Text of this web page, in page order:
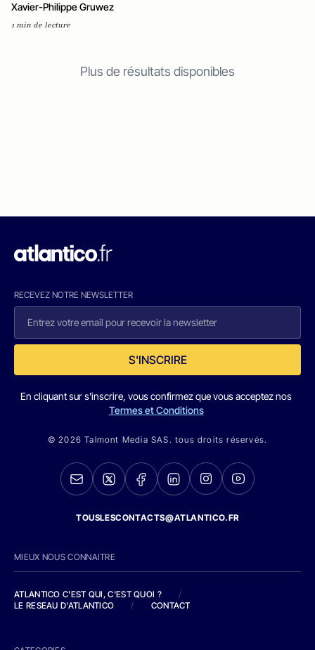
Xavier-Philippe Gruwez
1 min de lecture
Plus de résultats disponibles
RECEVEZ NOTRE NEWSLETTER
S'INSCRIRE
En cliquant sur s'inscrire, vous confirmez que vous acceptez nos
Termes et Conditions
© 2026 Talmont Media SAS. tous droits réservés.
TOUSLESCONTACTS@ATLANTICO.FR
MIEUX NOUS CONNAITRE
ATLANTICO C'EST QUI, C'EST QUOI ?
/
LE RESEAU D'ATLANTICO
/ CONTACT